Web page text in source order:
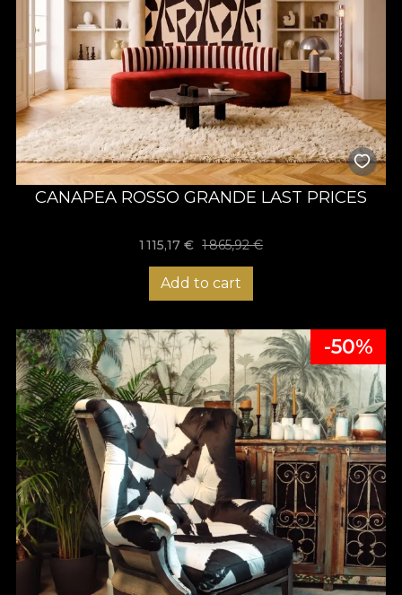
CANAPEA ROSSO GRANDE LAST PRICES
1 115,17 € 1 865,92 €
Add to cart
-50%